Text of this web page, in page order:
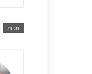
תגיות